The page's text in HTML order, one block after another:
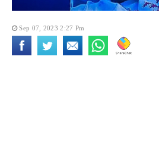
Sep 07, 2023 2:27 Pm